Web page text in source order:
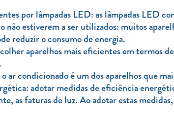
por lâmpadas LED: as lâmpadas LED
não estiverem a ser utilizados: muitos
reduzir o consumo de energia.
aparelhos mais eficientes em termos
ar condicionado é um dos aparelhos que
adotar medidas de eficiência
as faturas de luz. Ao adotar estas